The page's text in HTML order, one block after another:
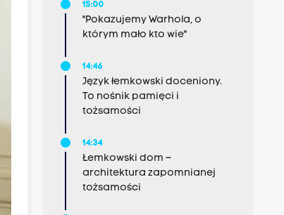
15:00
"Pokazujemy Warhola, o
którym mało kto wie"
14:46
Język łemkowski doceniony.
To nośnik pamięci i
tożsamości
14:34
Łemkowski dom –
architektura zapomnianej
tożsamości